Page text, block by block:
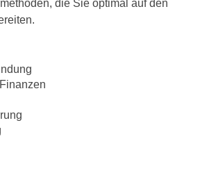
die Sie optimal auf den